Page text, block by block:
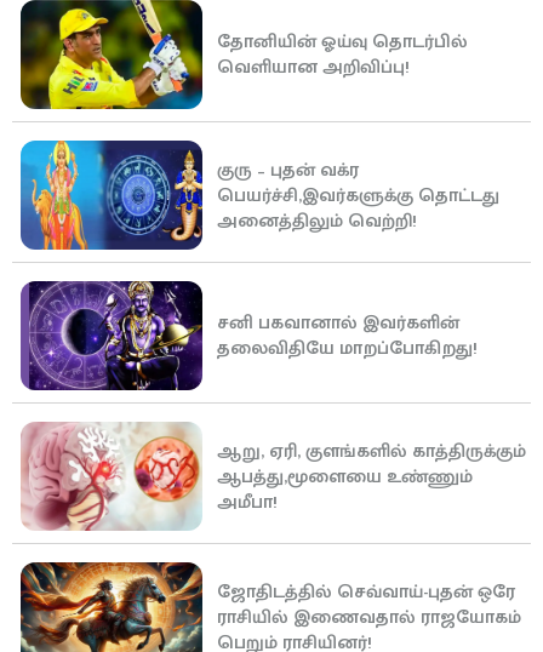
தோனியின் ஓய்வு தொடர்பில்
வெளியான அறிவிப்பு!
குரு – புதன் வக்ர
பெயர்ச்சி,இவர்களுக்கு தொட்டது
அனைத்திலும் வெற்றி!
சனி பகவானால் இவர்களின்
தலைவிதியே மாறப்போகிறது!
ஆறு, ஏரி, குளங்களில் காத்திருக்கும்
ஆபத்து,மூளையை உண்ணும்
அமீபா!
ஜோதிடத்தில் செவ்வாய்-புதன் ஒரே
ராசியில் இணைவதால் ராஜயோகம்
பெறும் ராசியினர்!